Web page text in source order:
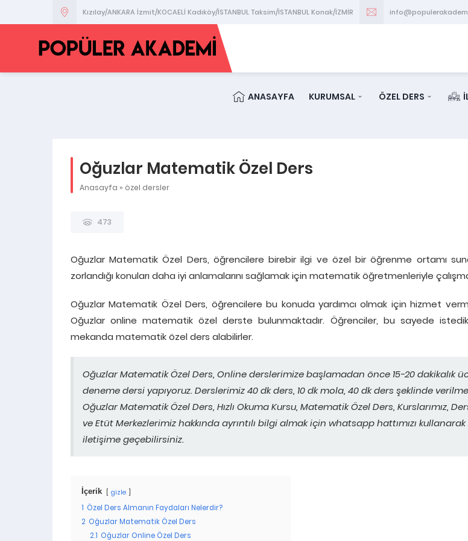
Kızılay/ANKARA İzmit/KOCAELİ Kadıköy/İSTANBUL Taksim/İSTANBUL Konak/İZMİR
ANASAYFA KURUMSAL ÖZEL DERS
Oğuzlar Matematik Özel Ders
Anasayfa » özel dersler
473
Oğuzlar Matematik Özel Ders, öğrencilere birebir ilgi ve özel bir öğrenme ortamı
zorlandığı konuları daha iyi anlamalarını sağlamak için matematik öğretmenleriyle
Oğuzlar Matematik Özel Ders, öğrencilere bu konuda yardımcı olmak için hizmet
Oğuzlar online matematik özel derste bulunmaktadır. Öğrenciler, bu sayede
mekanda matematik özel ders alabilirler.
Oğuzlar Matematik Özel Ders, Online derslerimize başlamadan önce 15-20 dakikalık
deneme dersi yapıyoruz. Derslerimiz 40 dk ders, 10 dk mola, 40 dk ders şeklinde
Oğuzlar Matematik Özel Ders, Hızlı Okuma Kursu, Matematik Özel Ders, Kurslarımız,
ve Etüt Merkezlerimiz hakkında ayrıntılı bilgi almak için whatsapp hattımızı
iletişime geçebilirsiniz.
İçerik gizle
1 Özel Ders Almanın Faydaları Nelerdir?
2 Oğuzlar Matematik Özel Ders
2.1 Oğuzlar Online Özel Ders